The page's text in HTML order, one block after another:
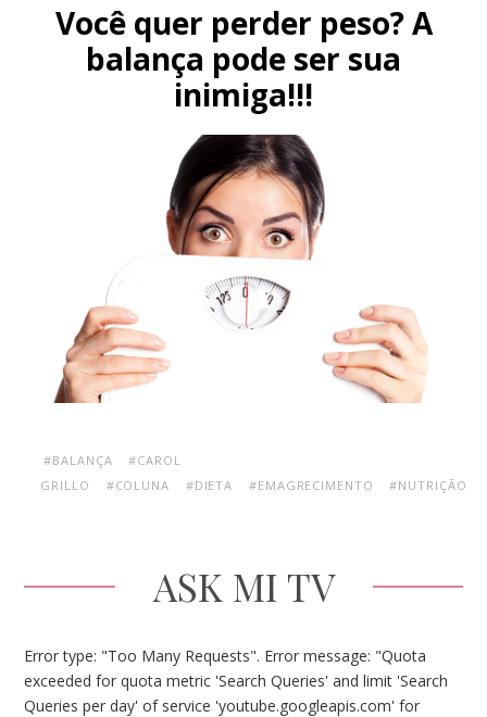
Você quer perder peso? A
balança pode ser sua
inimiga!!!
#BALANÇA
#CAROL
GRILLO
#COLUNA #DIETA #EMAGRECIMENTO #NUTRIÇÃO
ASK MI TV
Error type: "Too Many Requests". Error message: "Quota
exceeded for quota metric 'Search Queries' and limit 'Search
Queries per day' of service 'youtube.googleapis.com' for